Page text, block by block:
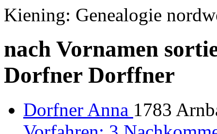
Kiening: Genealogie
nach Vornamen
Dorfner Dorffner
Dorfner Anna 1783